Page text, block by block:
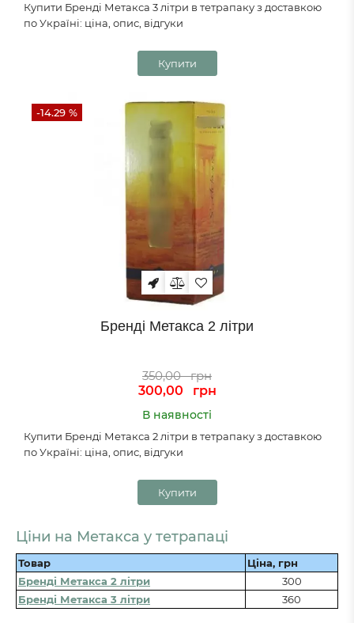
Купити Бренді Метакса 3 літри в тетрапаку з доставкою
по Україні: ціна, опис, відгуки
Купити
-14.29 %
Бренді Метакса 2 літри
350,00
грн
300,00
грн
В наявності
Купити Бренді Метакса 2 літри в тетрапаку з доставкою
по Україні: ціна, опис, відгуки
Купити
Ціни на Метакса у тетрапаці
Товар
Ціна, грн
Бренді Метакса 2 літри
300
Бренді Метакса 3 літри
360